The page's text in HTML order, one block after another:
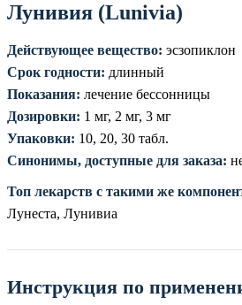
Лунивия (Lunivia)
Действующее вещество: эсзопиклон
Срок годности: длинный
Показания: лечение бессонницы
Дозировки: 1 мг, 2 мг, 3 мг
Упаковки: 10, 20, 30 табл.
Синонимы, доступные для заказа:
Топ лекарств с такими же
Лунеста, Лунивиа
Инструкция по